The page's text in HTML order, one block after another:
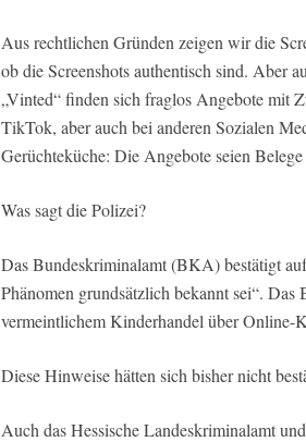
Aus rechtlichen Gründen zeigen wir die
ob die Screenshots authentisch sind. Aber
„Vinted“ finden sich fraglos Angebote mit
TikTok, aber auch bei anderen Sozialen
Gerüchteküche: Die Angebote seien
Was sagt die Polizei?
Das Bundeskriminalamt (BKA) bestätigt
Phänomen grundsätzlich bekannt sei“.
vermeintlichem Kinderhandel über Online-
Diese Hinweise hätten sich bisher nicht
Auch das Hessische Landeskriminalamt